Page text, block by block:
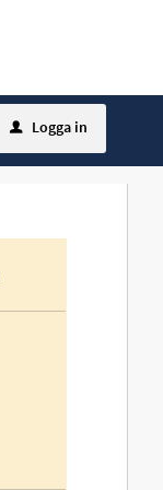
u Logga in